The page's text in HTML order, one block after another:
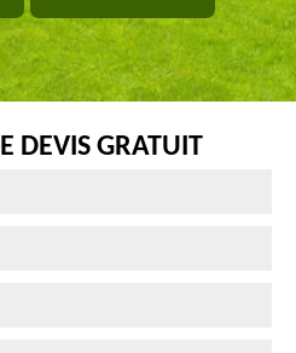
DEVIS GRATUIT